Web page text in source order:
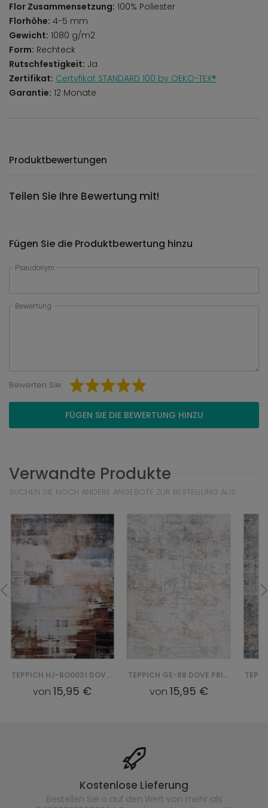
Flor Zusammensetzung: 100% Poliester
Florhöhe: 4-5 mm
Gewicht: 1080 g/m2
Form: Rechteck
Rutschfestigkeit: Ja
Zertifikat: Certyfikat STANDARD 100 by OEKO-TEX®
Garantie: 12 Monate
Produktbewertungen
Teilen Sie Ihre Bewertung mit!
Fügen Sie die Produktbewertung hinzu
Pseudonym
Bewertung
Bewerten Sie:
FÜGEN SIE DIE BEWERTUNG HINZU
Verwandte Produkte
SUCHEN SIE NOCH ANDERE ANGEBOTE ZUR BESTELLUNG AUS
TEPPICH HJ-BO0031 DOVE PRINT
von15,95 €
TEPPICH GE-88 DOVE PRINT
von15,95 €
Kostenlose Lieferung
Bestellen Sie o auf den Wert von mehr als